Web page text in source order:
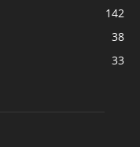
142
38
33